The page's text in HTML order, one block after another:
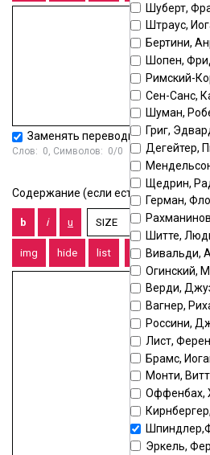
Шуберт,
Штраус,
Бертини,
Шопен,
Римский-
Сен-Санс,
Шуман,
Григ,
Дегейтер,
Щедрин,
Герман,
Шитте,
Вивальди,
Огинский,
Верди,
Вагнер,
Россини,
Лист,
Брамс,
Монти,
Оффенбах,
Эркель,
Заменять переводы строк тегом
Слов: 0, Символов: 0/0
Содержание (если есть):